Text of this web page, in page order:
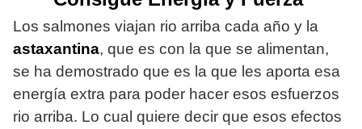
Los salmones viajan rio arriba cada año y la
astaxantina, que es con la que se alimentan,
se ha demostrado que es la que les aporta esa
energía extra para poder hacer esos esfuerzos
rio arriba. Lo cual quiere decir que esos efectos